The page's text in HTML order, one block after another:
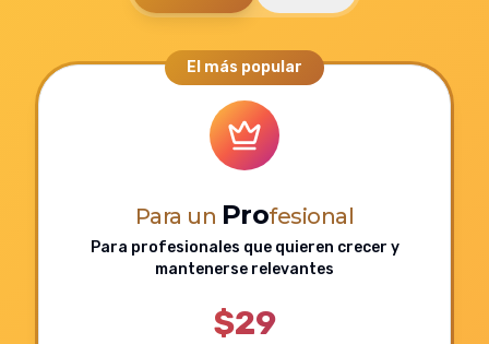
El más popular
Para un Profesional
Para profesionales que quieren crecer y
mantenerse relevantes
$29